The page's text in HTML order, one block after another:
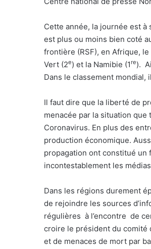
Cette année, la journée est à
est plus ou moins bien coté
frontière (RSF), en Afrique,
Vert (2e) et la Namibie (1re).
Dans le classement mondial,
Il faut dire que la liberté de
menacée par la situation que
Coronavirus. En plus des
production économique.
propagation ont constitué un
incontestablement les
Dans les régions durement
de rejoindre les sources
régulières à l’encontre de
croire le président du comité
et de menaces de mort par